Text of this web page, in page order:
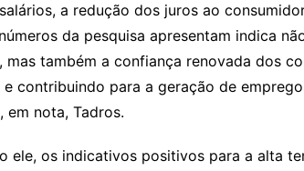
a redução dos juros ao
da pesquisa apresentam indica
mas também a confiança renovada dos
e contribuindo para a geração de
em nota, Tadros.
ele, os indicativos positivos para a alta